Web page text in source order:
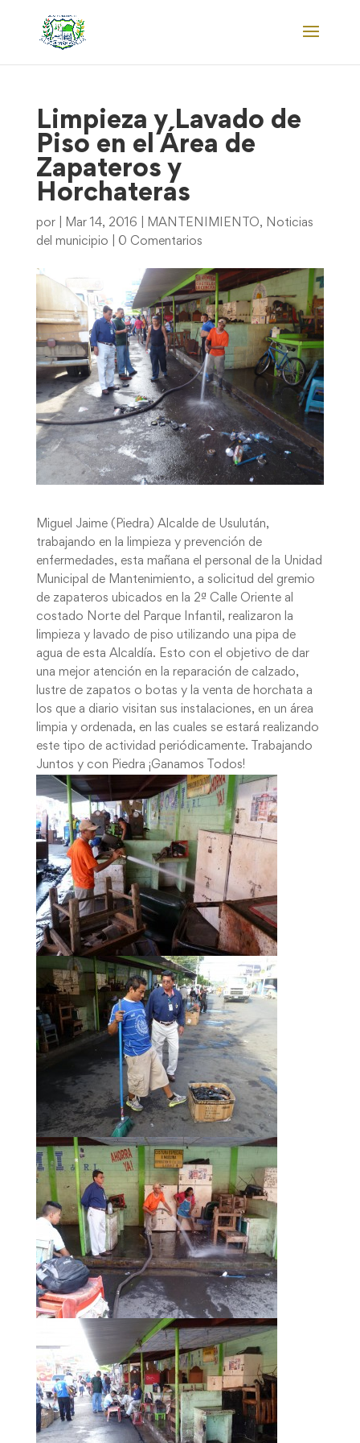
Limpieza y Lavado de
Piso en el Área de
Zapateros y
Horchateras
por Mar 14, 2016 MANTENIMIENTO,
Noticias
del municipio
0 Comentarios
Miguel Jaime (Piedra) Alcalde de Usulután,
trabajando en la limpieza y prevención de
enfermedades, esta mañana el personal de la Unidad
Municipal de Mantenimiento, a solicitud del gremio
de zapateros ubicados en la 2ª Calle Oriente al
costado Norte del Parque Infantil, realizaron la
limpieza y lavado de piso utilizando una pipa de
agua de esta Alcaldía. Esto con el objetivo de dar
una mejor atención en la reparación de calzado,
lustre de zapatos o botas y la venta de horchata a
los que a diario visitan sus instalaciones, en un área
limpia y ordenada, en las cuales se estará realizando
este tipo de actividad periódicamente. Trabajando
Juntos y con Piedra ¡Ganamos Todos!